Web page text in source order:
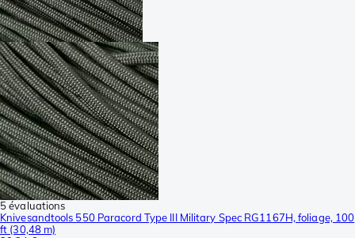
5 évaluations
Knivesandtools 550 Paracord Type III Military Spec RG1167H, foliage, 100
ft (30,48 m)